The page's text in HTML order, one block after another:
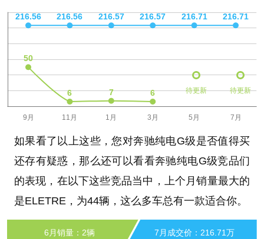
待更新 待更新
如果看了以上这些，您对奔驰纯电G级是否值得买
还存有疑惑，那么还可以看看奔驰纯电G级竞品们
的表现，在以下这些竞品当中，上个月销量最大的
是ELETRE，为44辆，这么多车总有一款适合你。
6月销量：2辆 7月成交价：216.71万